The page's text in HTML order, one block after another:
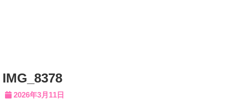
IMG_8378
2026年3月11日